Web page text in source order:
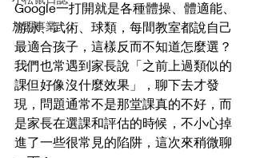
加盟事業
Google一打開就是各種體操、體適能、
游泳、武術、球類，每間教室都說自己
最適合孩子，這樣反而不知道怎麼選？
我們也常遇到家長說「之前上過類似的
課但好像沒什麼效果」，聊下去才發
現，問題通常不是那堂課真的不好，而
是家長在選課和評估的時候，不小心掉
進了一些很常見的陷阱，這次來稍微聊